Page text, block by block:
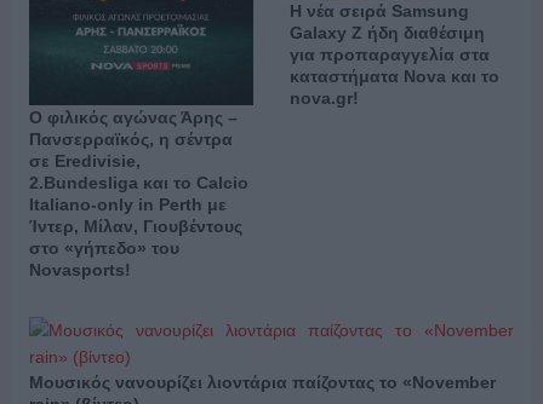
Ο φιλικός αγώνας Άρης –
Πανσερραϊκός, η σέντρα
σε Eredivisie,
2.Bundesliga και το Calcio
Italiano-only in Perth με
Ίντερ, Μίλαν, Γιουβέντους
στο «γήπεδο» του
Novasports!
Η νέα σειρά Samsung
Galaxy Ζ ήδη διαθέσιμη
για προπαραγγελία στα
καταστήματα Nova και το
nova.gr!
Μουσικός νανουρίζει λιοντάρια παίζοντας το «November